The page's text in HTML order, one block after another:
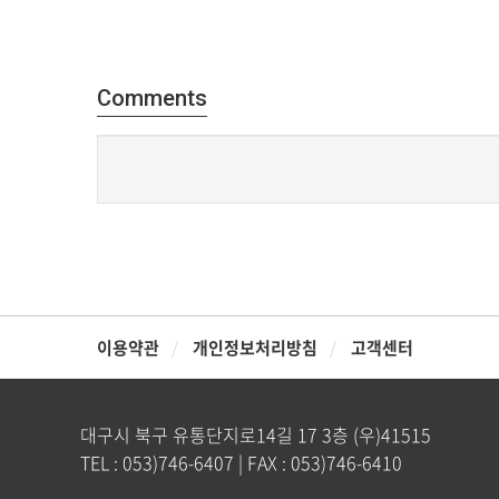
Comments
이용약관 개인정보처리방침 고객센터
대구시 북구 유통단지로14길 17 3층 (우)41515
TEL : 053)746-6407 | FAX : 053)746-6410